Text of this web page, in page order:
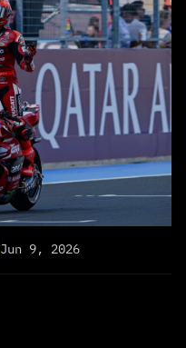
Jun 9, 2026